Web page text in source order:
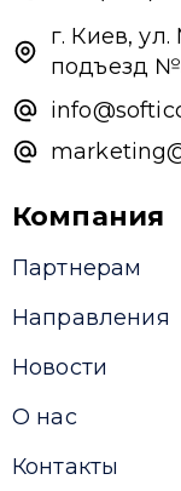
г. Киев,
подъезд
Компания
Партнерам
Направления
Новости
О нас
Контакты